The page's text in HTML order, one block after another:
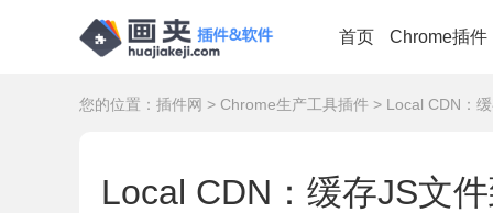
首页 Chrome插件
您的位置： 插件网 > Chrome生产工具插件 > Local CDN：
Local CDN：缓存JS文